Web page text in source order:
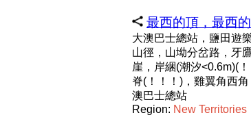
最西的頂，最西
大澳巴士總站，鹽田遊
山徑，山坳分岔路，牙
崖，岸綑(潮汐<0.6m)(
脊(！！！)，雞翼角西
澳巴士總站
Region: New Territories